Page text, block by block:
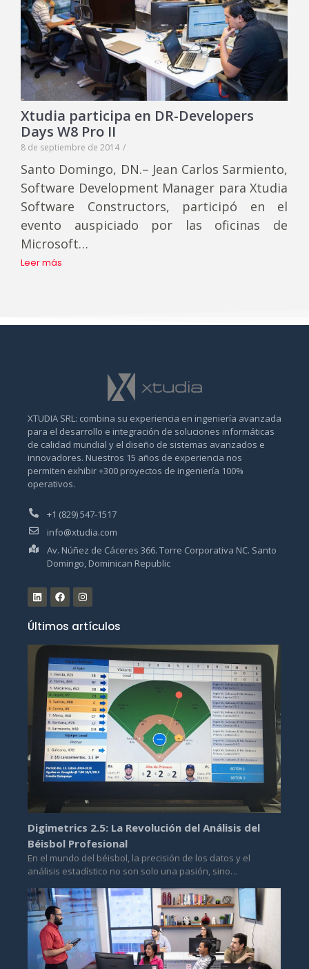
Xtudia participa en DR-Developers
Days W8 Pro II
8 de septiembre de 2014 /
Santo Domingo, DN.– Jean Carlos Sarmiento,
Software Development Manager para Xtudia
Software Constructors, participó en el
evento auspiciado por las oficinas de
Microsoft…
Leer más
XTUDIA SRL: combina su experiencia en ingeniería avanzada
para el desarrollo e integración de soluciones informáticas
de calidad mundial y el diseño de sistemas avanzados e
innovadores. Nuestros 15 años de experiencia nos
permiten exhibir +300 proyectos de ingeniería 100%
operativos.
+1 (829) 547-1517
info@xtudia.com
Av. Núñez de Cáceres 366. Torre Corporativa NC. Santo
Domingo, Dominican Republic
Últimos artículos
Digimetrics 2.5: La Revolución del Análisis del
Béisbol Profesional
En el mundo del béisbol, la precisión de los datos y el
análisis estadístico no son solo una pasión, sino…